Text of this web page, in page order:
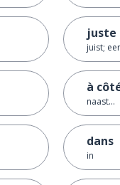
juste
juist;
à
naast...
dans
in